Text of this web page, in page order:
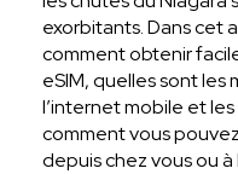
exorbitants. Dans cet
comment obtenir
eSIM, quelles sont les
l’internet mobile et
comment vous
depuis chez vous ou